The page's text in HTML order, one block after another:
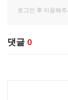
댓글 0